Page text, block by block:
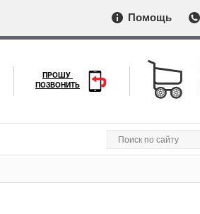
Помощь
ПРОШУ
ПОЗВОНИТЬ